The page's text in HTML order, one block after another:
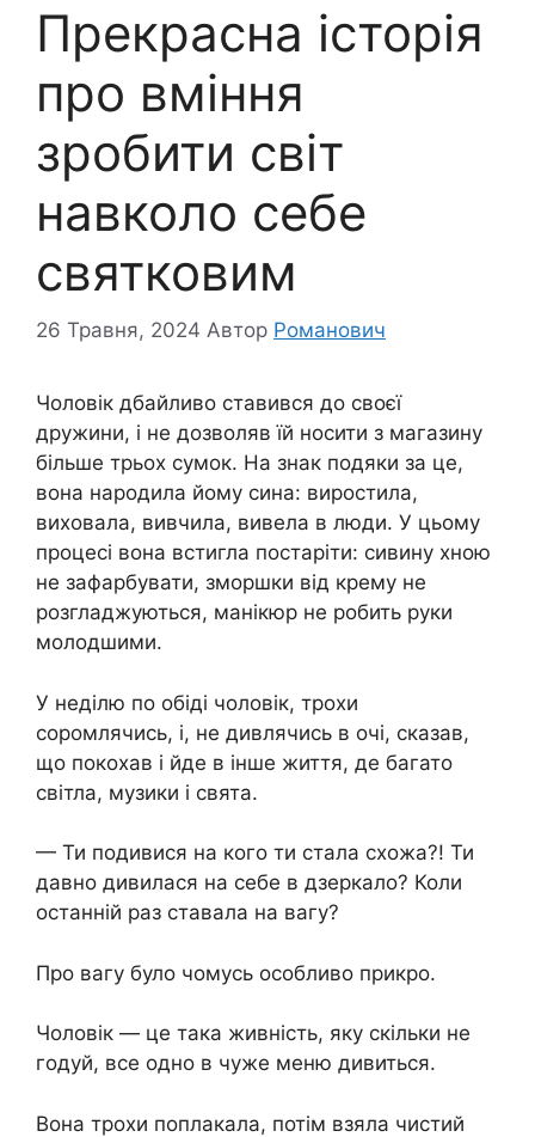
Прекрасна історія
про вміння
зробити світ
навколо себе
святковим
26 Травня, 2024 Автор Романович
Чоловік дбайливо ставився до своєї
дружини, і не дозволяв їй носити з магазину
більше трьох сумок. На знак подяки за це,
вона народила йому сина: виростила,
виховала, вивчила, вивела в люди. У цьому
процесі вона встигла постаріти: сивину хною
не зафарбувати, зморшки від крему не
розгладжуються, манікюр не робить руки
молодшими.
У неділю по обіді чоловік, трохи
соромлячись, і, не дивлячись в очі, сказав,
що покохав і йде в інше життя, де багато
світла, музики і свята.
— Ти подивися на кого ти стала схожа?! Ти
давно дивилася на себе в дзеркало? Коли
останній раз ставала на вагу?
Про вагу було чомусь особливо прикро.
Чоловік — це така живність, яку скільки не
годуй, все одно в чуже меню дивиться.
Вона трохи поплакала, потім взяла чистий